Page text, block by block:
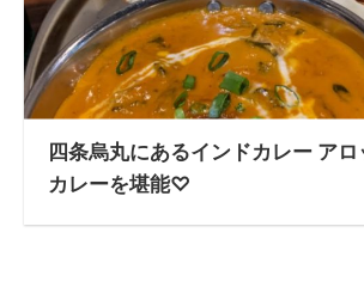
四条烏丸にあるインドカレー ア
カレーを堪能♡